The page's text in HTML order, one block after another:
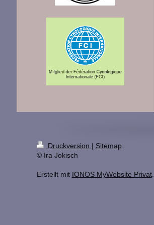
Druckversion | Sitemap
© Ira Jokisch
Erstellt mit IONOS MyWebsite Privat.